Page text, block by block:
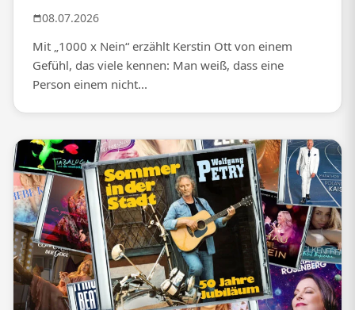
08.07.2026
Mit „1000 x Nein“ erzählt Kerstin Ott von einem
Gefühl, das viele kennen: Man weiß, dass eine
Person einem nicht...